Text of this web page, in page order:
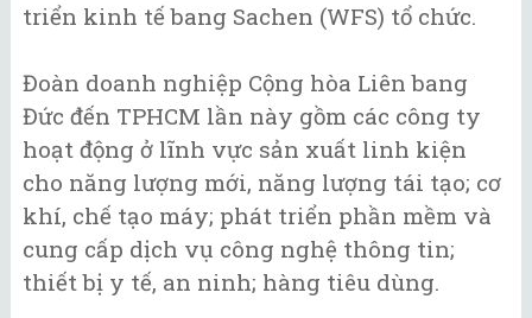
triển kinh tế bang Sachen (WFS) tổ chức.
Đoàn doanh nghiệp Cộng hòa Liên bang
Đức đến TPHCM lần này gồm các công ty
hoạt động ở lĩnh vực sản xuất linh kiện
cho năng lượng mới, năng lượng tái tạo; cơ
khí, chế tạo máy; phát triển phần mềm và
cung cấp dịch vụ công nghệ thông tin;
thiết bị y tế, an ninh; hàng tiêu dùng.